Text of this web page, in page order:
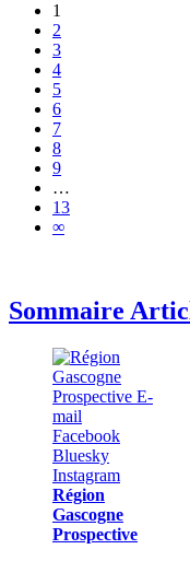
1
2
3
4
5
6
7
8
9
…
13
∞
Sommaire
Région
Gascogne
Prospective